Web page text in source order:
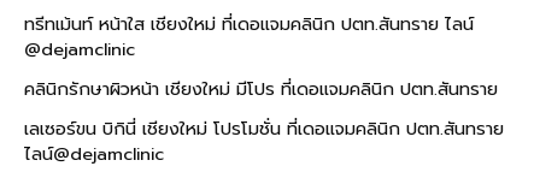
ทรีทเม้นท์ หน้าใส เชียงใหม่ ที่เดอแจมคลินิก ปตท.สันทราย ไลน์
@dejamclinic
คลินิกรักษาผิวหน้า เชียงใหม่ มีโปร ที่เดอแจมคลินิก ปตท.สันทราย
เลเซอร์ขน บิกินี่ เชียงใหม่ โปรโมชั่น ที่เดอแจมคลินิก ปตท.สันทราย
ไลน์@dejamclinic